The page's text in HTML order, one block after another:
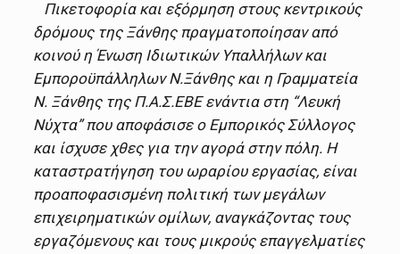
Πικετοφορία και εξόρμηση στους κεντρικούς
δρόμους της Ξάνθης πραγματοποίησαν από
κοινού η Ένωση Ιδιωτικών Υπαλλήλων και
Εμποροϋπάλληλων Ν.Ξάνθης και η Γραμματεία
Ν. Ξάνθης της Π.Α.Σ.ΕΒΕ ενάντια στη “Λευκή
Νύχτα” που αποφάσισε ο Εμπορικός Σύλλογος
και ίσχυσε χθες για την αγορά στην πόλη. Η
καταστρατήγηση του ωραρίου εργασίας, είναι
προαποφασισμένη πολιτική των μεγάλων
επιχειρηματικών ομίλων, αναγκάζοντας τους
εργαζόμενους και τους μικρούς επαγγελματίες